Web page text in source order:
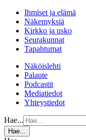
Ihmiset ja elämä
Näkemyksiä
Kirkko ja usko
Seurakunnat
Tapahtumat
Näköislehti
Palaute
Podcastit
Mediatiedot
Yhteystiedot
Hae...
Hae...